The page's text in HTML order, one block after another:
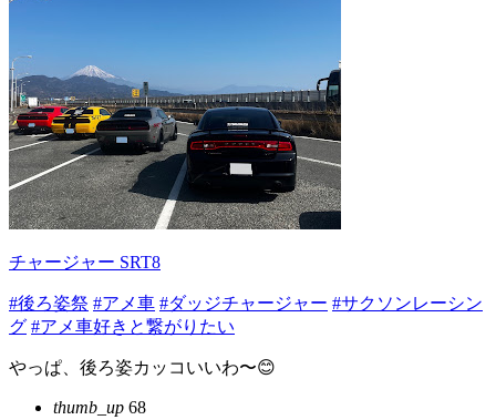
チャージャー SRT8
#後ろ姿祭 #アメ車 #ダッジチャージャー #サクソンレーシン
グ #アメ車好きと繋がりたい
やっぱ、後ろ姿カッコいいわ〜😊
thumb_up 68